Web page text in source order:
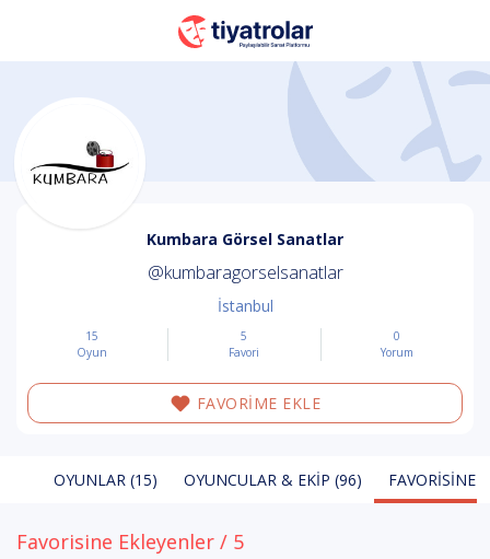
Kumbara Görsel Sanatlar
@kumbaragorselsanatlar
İstanbul
15
Oyun
5
Favori
0
Yorum
FAVORİME EKLE
OYUNLAR (15) OYUNCULAR & EKIP (96) FAVORISINE
Favorisine Ekleyenler / 5